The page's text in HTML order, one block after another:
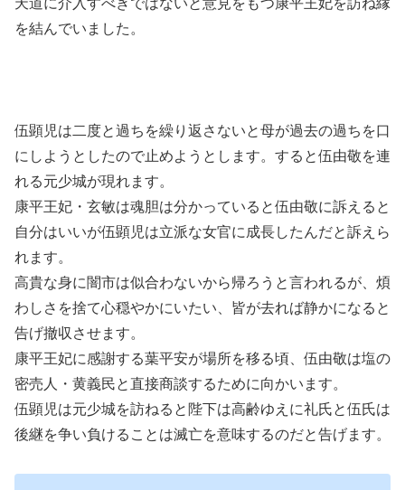
を結んでいました。
伍顕児は二度と過ちを繰り返さないと母が過去の過ちを口
にしようとしたので止めようとします。すると伍由敬を連
れる元少城が現れます。
康平王妃・玄敏は魂胆は分かっていると伍由敬に訴えると
自分はいいが伍顕児は立派な女官に成長したんだと訴えら
れます。
高貴な身に闇市は似合わないから帰ろうと言われるが、煩
わしさを捨て心穏やかにいたい、皆が去れば静かになると
告げ撤収させます。
康平王妃に感謝する葉平安が場所を移る頃、伍由敬は塩の
密売人・黄義民と直接商談するために向かいます。
伍顕児は元少城を訪ねると陛下は高齢ゆえに礼氏と伍氏は
後継を争い負けることは滅亡を意味するのだと告げます。